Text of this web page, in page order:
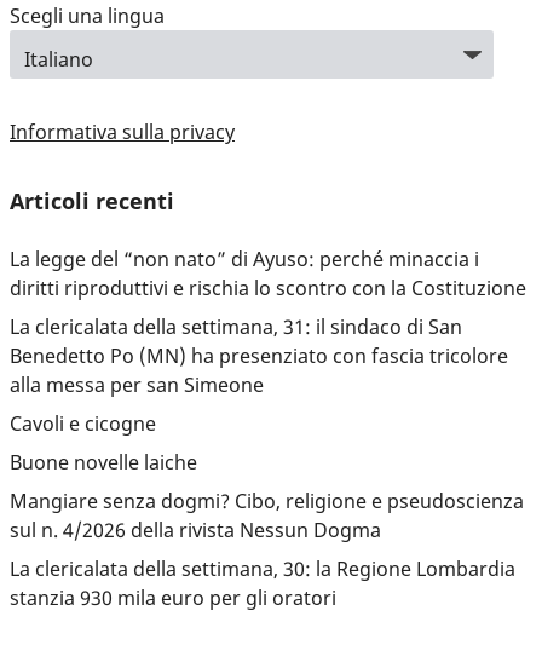
Scegli una lingua
Informativa sulla privacy
Articoli recenti
La legge del “non nato” di Ayuso: perché minaccia i
diritti riproduttivi e rischia lo scontro con la Costituzione
La clericalata della settimana, 31: il sindaco di San
Benedetto Po (MN) ha presenziato con fascia tricolore
alla messa per san Simeone
Cavoli e cicogne
Buone novelle laiche
Mangiare senza dogmi? Cibo, religione e pseudoscienza
sul n. 4/2026 della rivista Nessun Dogma
La clericalata della settimana, 30: la Regione Lombardia
stanzia 930 mila euro per gli oratori